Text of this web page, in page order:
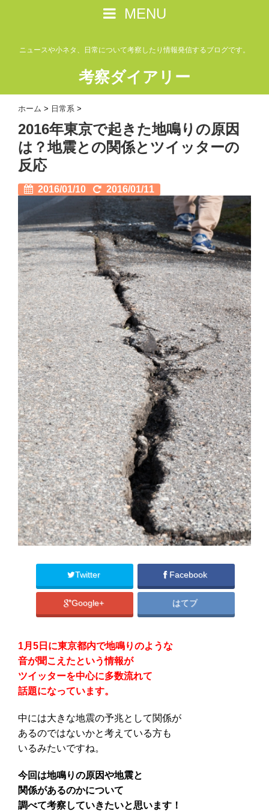
MENU
ニュースや小ネタ、日常について考察したり情報発信するブログです。
考察ダイアリー
ホーム > 日常系 >
2016年東京で起きた地鳴りの原因
は？地震との関係とツイッターの
反応
2016/01/10 2016/01/11
Twitter Facebook
Google+ はてブ
1月5日に東京都内で地鳴りのような
音が聞こえたという情報が
ツイッターを中心に多数流れて
話題になっています。
中には大きな地震の予兆として関係が
あるのではないかと考えている方も
いるみたいですね。
今回は地鳴りの原因や地震と
関係があるのかについて
調べて考察していきたいと思います！